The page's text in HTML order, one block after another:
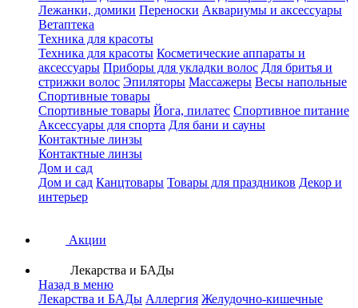
Лежанки, домики Переноски Аквариумы и аксессуары
Ветаптека
Техника для красоты
Техника для красоты Косметические аппараты и
аксессуары Приборы для укладки волос Для бритья и
стрижки волос Эпиляторы Массажеры Весы напольные
Спортивные товары
Спортивные товары Йога, пилатес Спортивное питание
Аксессуары для спорта Для бани и сауны
Контактные линзы
Контактные линзы
Дом и сад
Дом и сад Канцтовары Товары для праздников Декор и
интерьер
Акции
Лекарства и БАДы
Назад в меню
Лекарства и БАДы Аллергия Желудочно-кишечные